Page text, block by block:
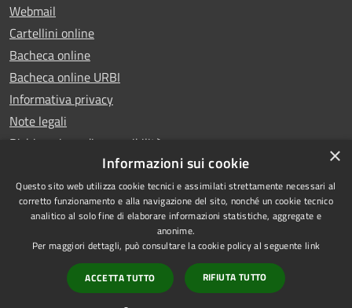
Webmail
Cartellini online
Bacheca online
Bacheca online URBI
Informativa privacy
Note legali
Dichiarazione di accessibilità
RSS
Accessibilità
Copyright © 2025 Comune di
Ariano Irpino
Powered byMunicipium
Accesso redazione
×
Informazioni sui cookie
Questo sito web utilizza cookie tecnici e assimilati strettamente necessari al
corretto funzionamento e alla navigazione del sito, nonché un cookie tecnico
analitico al solo fine di elaborare informazioni statistiche, aggregate e
anonime.
Per maggiori dettagli, può consultare la cookie policy al seguente link
ACCETTA TUTTO RIFIUTA TUTTO